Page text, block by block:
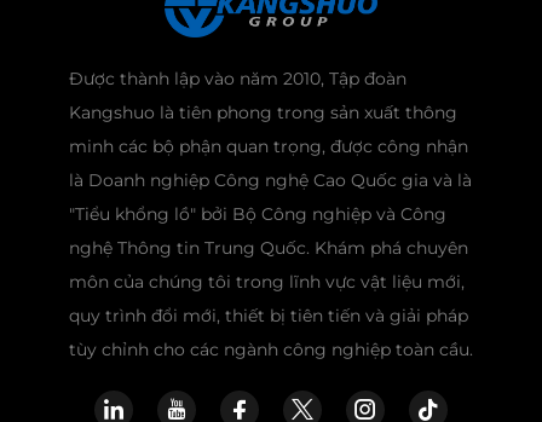
Được thành lập vào năm 2010, Tập đoàn
Kangshuo là tiên phong trong sản xuất thông
minh các bộ phận quan trọng, được công nhận
là Doanh nghiệp Công nghệ Cao Quốc gia và là
"Tiểu khổng lồ" bởi Bộ Công nghiệp và Công
nghệ Thông tin Trung Quốc. Khám phá chuyên
môn của chúng tôi trong lĩnh vực vật liệu mới,
quy trình đổi mới, thiết bị tiên tiến và giải pháp
tùy chỉnh cho các ngành công nghiệp toàn cầu.